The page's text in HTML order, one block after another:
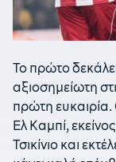
Το πρώτο
αξιοσημείωτη
πρώτη ευκαιρία.
Ελ Καμπί,
Τσικίνιο και